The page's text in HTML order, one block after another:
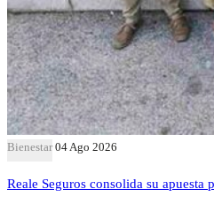
Bienestar 04 Ago 2026
Reale Seguros consolida su apuesta